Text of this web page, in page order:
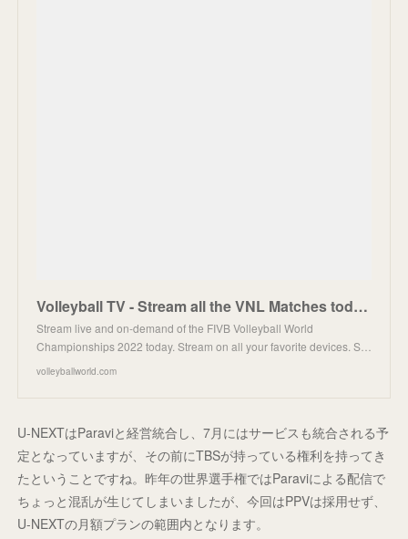
Volleyball TV - Stream all the VNL Matches today | volleyballworld.com
Stream live and on-demand of the FIVB Volleyball World
Championships 2022 today. Stream on all your favorite devices. S…
volleyballworld.com
U-NEXTはParaviと経営統合し、7月にはサービスも統合される予
定となっていますが、その前にTBSが持っている権利を持ってき
たということですね。昨年の世界選手権ではParaviによる配信で
ちょっと混乱が生じてしまいましたが、今回はPPVは採用せず、
U-NEXTの月額プランの範囲内となります。